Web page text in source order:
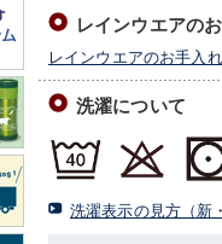
レインウエアの
レインウエアのお手入
洗濯について
洗濯表示の見方（新